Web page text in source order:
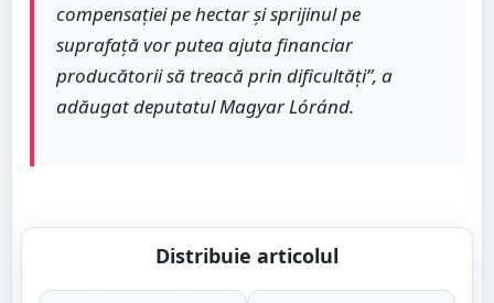
compensației pe hectar și sprijinul pe
suprafață vor putea ajuta financiar
producătorii să treacă prin dificultăți”, a
adăugat deputatul Magyar Lóránd.
Distribuie articolul